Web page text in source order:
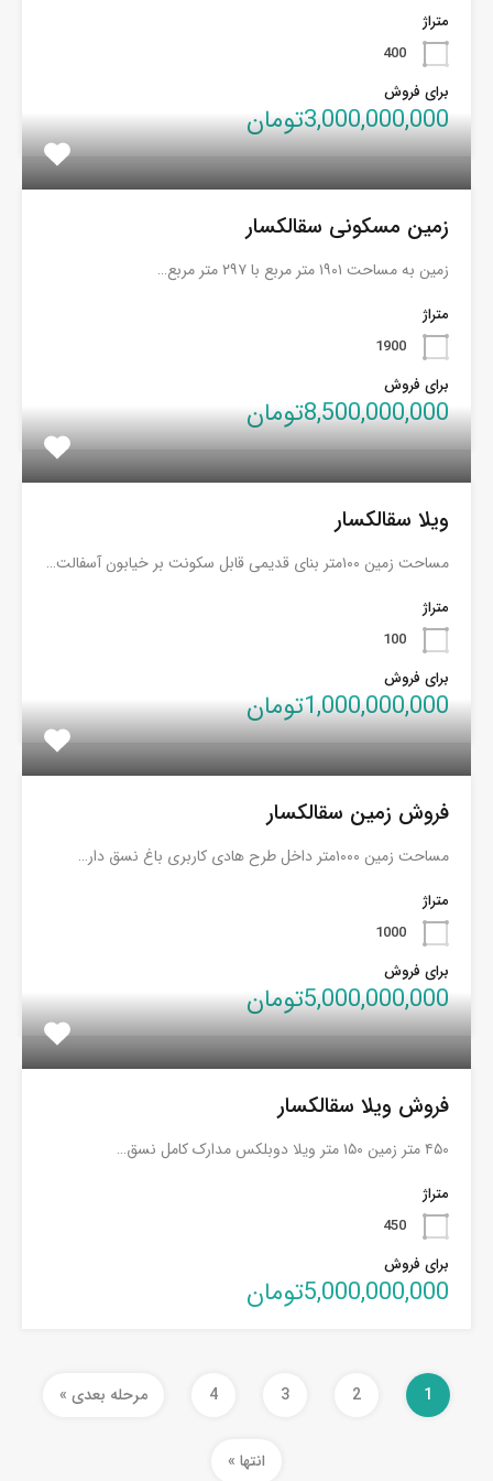
متراژ
400
برای فروش
3,000,000,000تومان
زمین مسکونی سقالکسار
زمین به مساحت ۱۹۰۱ متر مربع با ۲۹۷ متر مربع…
متراژ
1900
برای فروش
8,500,000,000تومان
ویلا سقالکسار
مساحت زمین ۱۰۰متر بنای قدیمی قابل سکونت بر خیابون آسفالت…
متراژ
100
برای فروش
1,000,000,000تومان
فروش زمین سقالکسار
مساحت زمین ۱۰۰۰متر داخل طرح هادی کاربری باغ نسق دار…
متراژ
1000
برای فروش
5,000,000,000تومان
فروش ویلا سقالکسار
۴۵۰ متر زمین ۱۵۰ متر ویلا دوبلکس مدارک کامل نسق…
متراژ
450
برای فروش
5,000,000,000تومان
1
2
3
4 مرحله بعدی »
انتها »